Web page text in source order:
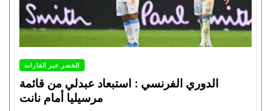
الخضر عبر القارات
الدوري الفرنسي : استبعاد عبدلي من قائمة
مرسيليا أمام نانت